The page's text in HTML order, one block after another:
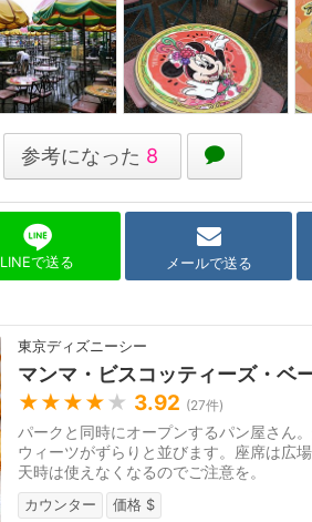
参考になった 8
LINEで送る メールで送る
東京ディズニーシー
マンマ・ビスコッティーズ・ベ
★★★★ ★ 3.92 (27件)
パークと同時にオープンするパン屋さん
ウィーツがずらりと並びます。座席は広
天時は使えなくなるのでご注意を。
カウンター 価格 $